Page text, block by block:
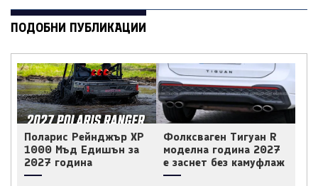
ПОДОБНИ ПУБЛИКАЦИИ
Поларис Рейнджър ХР
1000 Мъд Едишън за
2027 година
Фолксваген Тигуан R
моделна година 2027
е заснет без камуфлаж